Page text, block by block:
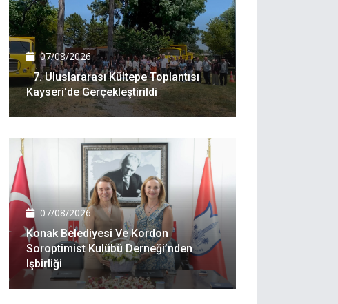
07/08/2026
7. Uluslararası Kültepe Toplantısı
Kayseri'de Gerçekleştirildi
07/08/2026
Konak Belediyesi Ve Kordon
Soroptimist Kulübü Derneği’nden
Işbirliği